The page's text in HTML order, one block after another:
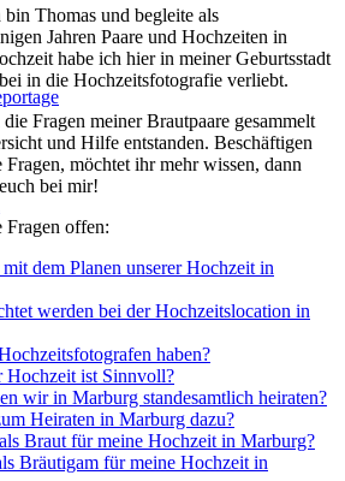
Thomas und begleite als
Jahren Paare und Hochzeiten in
habe ich hier in meiner Geburtsstadt
in die Hochzeitsfotografie verliebt.
Fragen meiner Brautpaare gesammelt
und Hilfe entstanden. Beschäftigen
Fragen, möchtet ihr mehr wissen, dann
bei mir!
Fragen offen:
dem Planen unserer Hochzeit in
werden bei der Hochzeitslocation in
haben?
Hochzeit ist Sinnvoll?
wir in Marburg standesamtlich heiraten?
Heiraten in Marburg dazu?
Braut für meine Hochzeit in Marburg?
Bräutigam für meine Hochzeit in